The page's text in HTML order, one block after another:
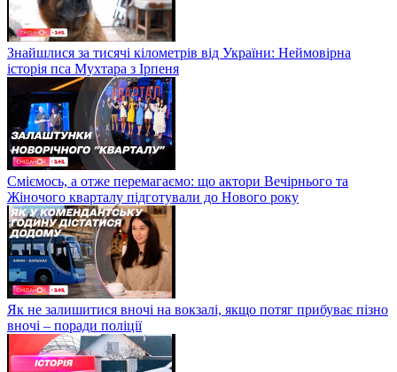
Знайшлися за тисячі кілометрів від України: Неймовірна
історія пса Мухтара з Ірпеня
Сміємось, а отже перемагаємо: що актори Вечірнього та
Жіночого кварталу підготували до Нового року
Як не залишитися вночі на вокзалі, якщо потяг прибуває пізно
вночі – поради поліції